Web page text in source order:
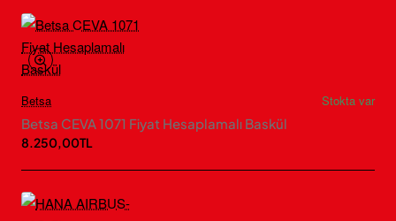
Betsa
Stokta var
Betsa CEVA 1071 Fiyat Hesaplamalı Baskül
8.250,00TL